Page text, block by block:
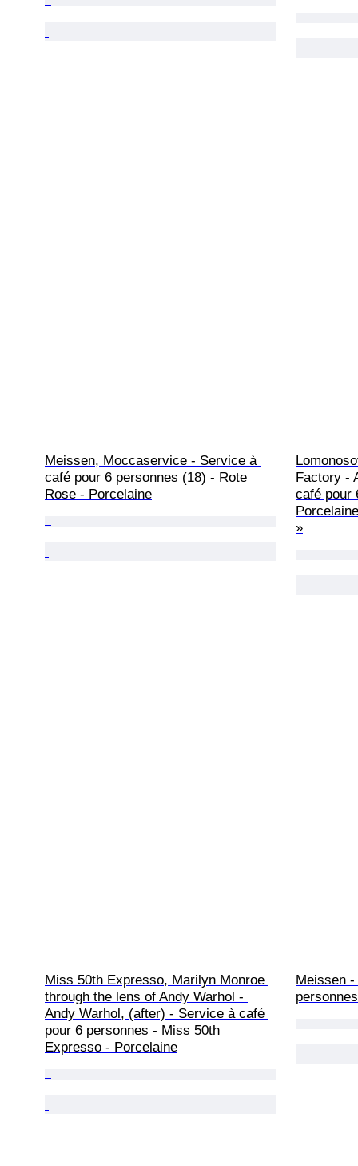
Meissen, Moccaservice - Service à
café pour 6 personnes (18) - Rote
Rose - Porcelaine
Factory -
café pour
»
Miss 50th Expresso, Marilyn Monroe
through the lens of Andy Warhol -
Andy Warhol, (after) - Service à café
pour 6 personnes - Miss 50th
Expresso - Porcelaine
Meissen